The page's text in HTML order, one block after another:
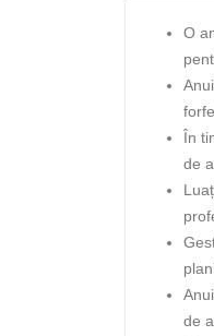
O
În
de
de